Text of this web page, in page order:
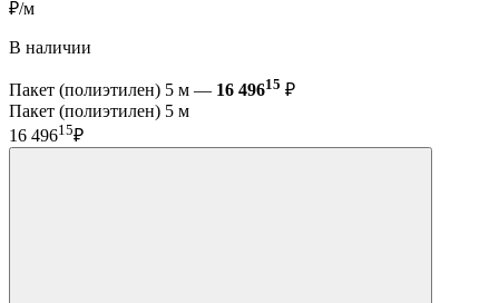
₽/м
В наличии
Пакет (полиэтилен) 5 м — 16 49615 ₽
Пакет (полиэтилен) 5 м
16 49615₽